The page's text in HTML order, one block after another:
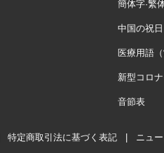
簡体字·繁
中国の祝
医療用語（
新型コロ
音節表
特定商取引法に基づく表記 ニュ